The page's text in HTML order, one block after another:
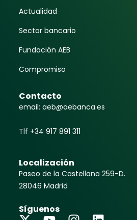
Actualidad
Sector bancario
Fundación AEB
Compromiso
Contacto
email: aeb@aebanca.es
Tlf +34 917 891 311
Localización
Paseo de la Castellana 259-D.
28046 Madrid
Síguenos